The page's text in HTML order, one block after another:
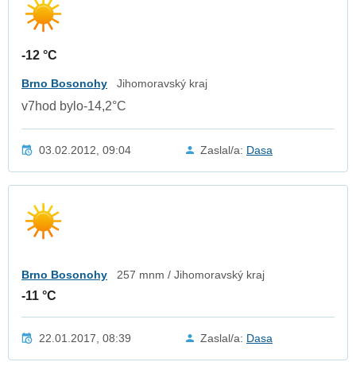
-12 °C
Brno Bosonohy Jihomoravský kraj
v7hod bylo-14,2°C
03.02.2012, 09:04 Zaslal/a: Dasa
Brno Bosonohy 257 mnm / Jihomoravský kraj
-11 °C
22.01.2017, 08:39 Zaslal/a: Dasa